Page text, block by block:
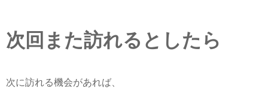
次回また訪れるとしたら
次に訪れる機会があれば、